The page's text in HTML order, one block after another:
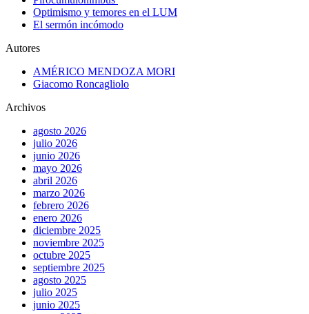
Optimismo y temores en el LUM
El sermón incómodo
Autores
AMÉRICO MENDOZA MORI
Giacomo Roncagliolo
Archivos
agosto 2026
julio 2026
junio 2026
mayo 2026
abril 2026
marzo 2026
febrero 2026
enero 2026
diciembre 2025
noviembre 2025
octubre 2025
septiembre 2025
agosto 2025
julio 2025
junio 2025